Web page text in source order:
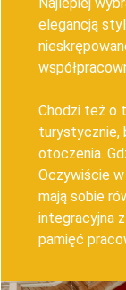
Najlepiej
elegancją
Chodzi też o
turystycznie,
otoczenia.
Oczywiście w
mają sobie
integracyjna
pamięć